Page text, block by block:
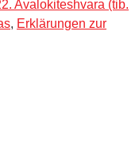
Avalokiteshvara (tib.
, Erklärungen zur